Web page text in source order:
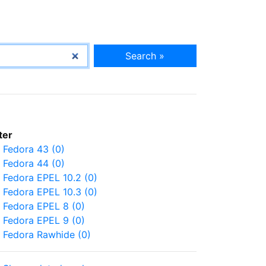
Search »
Fedora 43 (0)
Fedora 44 (0)
Fedora EPEL 10.2 (0)
Fedora EPEL 10.3 (0)
Fedora EPEL 8 (0)
Fedora EPEL 9 (0)
Fedora Rawhide (0)